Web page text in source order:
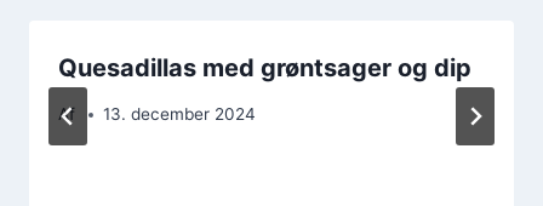
Quesadillas med grøntsager og dip
Af 13. december 2024